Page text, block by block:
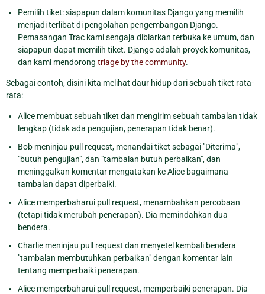
Pemilih tiket: siapapun dalam komunitas Django yang memilih
menjadi terlibat di pengolahan pengembangan Django.
Pemasangan Trac kami sengaja dibiarkan terbuka ke umum, dan
siapapun dapat memilih tiket. Django adalah proyek komunitas,
dan kami mendorong triage by the community.
Sebagai contoh, disini kita melihat daur hidup dari sebuah tiket rata-
rata:
Alice membuat sebuah tiket dan mengirim sebuah tambalan tidak
lengkap (tidak ada pengujian, penerapan tidak benar).
Bob meninjau pull request, menandai tiket sebagai "Diterima",
"butuh pengujian", dan "tambalan butuh perbaikan", dan
meninggalkan komentar mengatakan ke Alice bagaimana
tambalan dapat diperbaiki.
Alice memperbaharui pull request, menambahkan percobaan
(tetapi tidak merubah penerapan). Dia memindahkan dua
bendera.
Charlie meninjau pull request dan menyetel kembali bendera
"tambalan membutuhkan perbaikan" dengan komentar lain
tentang memperbaiki penerapan.
Alice memperbaharui pull request, memperbaiki penerapan. Dia